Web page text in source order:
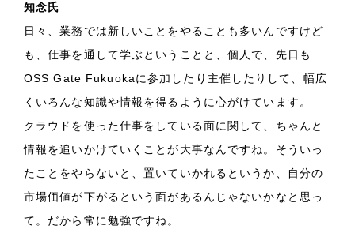
知念氏
日々、業務では新しいことをやることも多いんですけど
も、仕事を通して学ぶということと、個人で、先日も
OSS Gate Fukuokaに参加したり主催したりして、幅広
くいろんな知識や情報を得るように心がけています。
クラウドを使った仕事をしている面に関して、ちゃんと
情報を追いかけていくことが大事なんですね。そういっ
たことをやらないと、置いていかれるというか、自分の
市場価値が下がるという面があるんじゃないかなと思っ
て。だから常に勉強ですね。